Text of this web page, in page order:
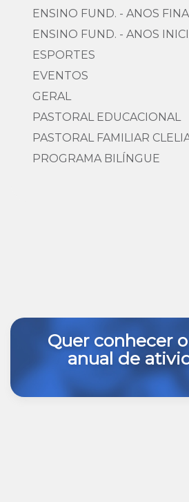
ENSINO FUND. - ANOS
ENSINO FUND. - ANOS
ESPORTES
EVENTOS
GERAL
PASTORAL EDUCACIONAL
PASTORAL FAMILIAR
PROGRAMA BILÍNGUE
Quer conhecer
anual de